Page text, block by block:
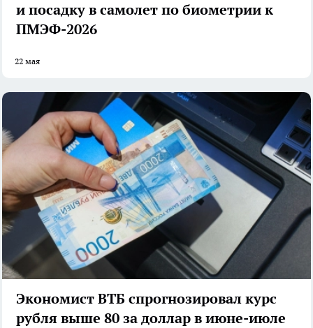
и посадку в самолет по биометрии к
ПМЭФ-2026
22 мая
Экономист ВТБ спрогнозировал курс
рубля выше 80 за доллар в июне-июле